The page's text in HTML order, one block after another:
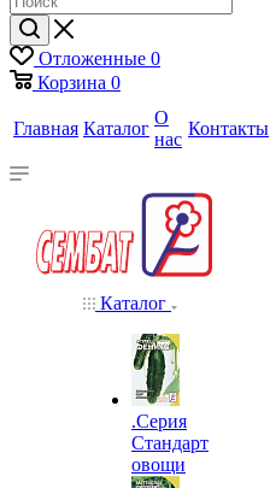
Отложенные 0
Корзина 0
Главная Каталог
О
нас
Контакты
Каталог
.Серия
Стандарт
овощи